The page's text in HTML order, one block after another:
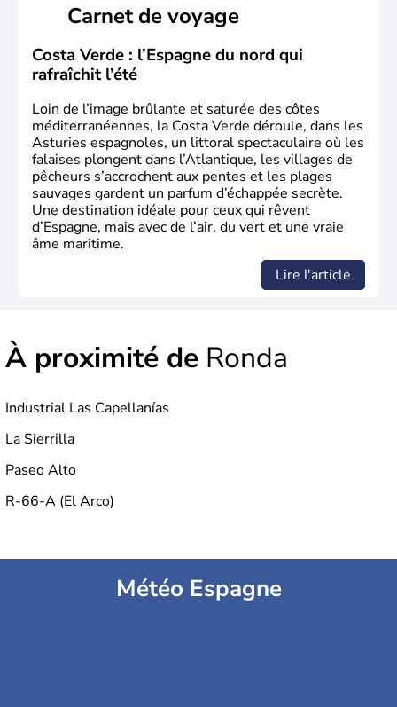
envahissent la péninsule au IIe siècle avant J.C et
apportent leur langue ainsi que leur religion. L'Espagne
s'impose comme la première puissance de l'Europe au
XIème siècle et le reste pendant plus de 100 ans. Madrid
rejoint le pays à partir de 1801 après avoir appartenu au
Portugal. Cette monarchie constitutionnelle intègre
l'Union Européenne en 1986.
Carnet de voyage
Costa Verde : l’Espagne du nord qui
rafraîchit l’été
Loin de l’image brûlante et saturée des côtes
méditerranéennes, la Costa Verde déroule, dans les
Asturies espagnoles, un littoral spectaculaire où les
falaises plongent dans l’Atlantique, les villages de
pêcheurs s’accrochent aux pentes et les plages
sauvages gardent un parfum d’échappée secrète.
Une destination idéale pour ceux qui rêvent
d’Espagne, mais avec de l’air, du vert et une vraie
âme maritime.
Lire l'article
À proximité de Ronda
Industrial Las Capellanías
La Sierrilla
Paseo Alto
R-66-A (El Arco)
Météo Espagne